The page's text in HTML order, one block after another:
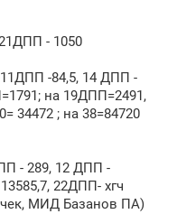
- 1050
-84,5, 14 ДПП -
на 19ДПП=2491,
34472 ; на 38=84720
- 289, 12 ДПП -
22ДПП- хгч
МИД Базанов ПА)